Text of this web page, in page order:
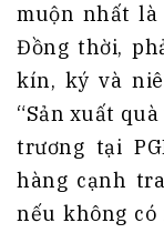
muộn nhất là
Đồng thời,
kín, ký và
“Sản xuất
trương tại
hàng cạnh
nếu không